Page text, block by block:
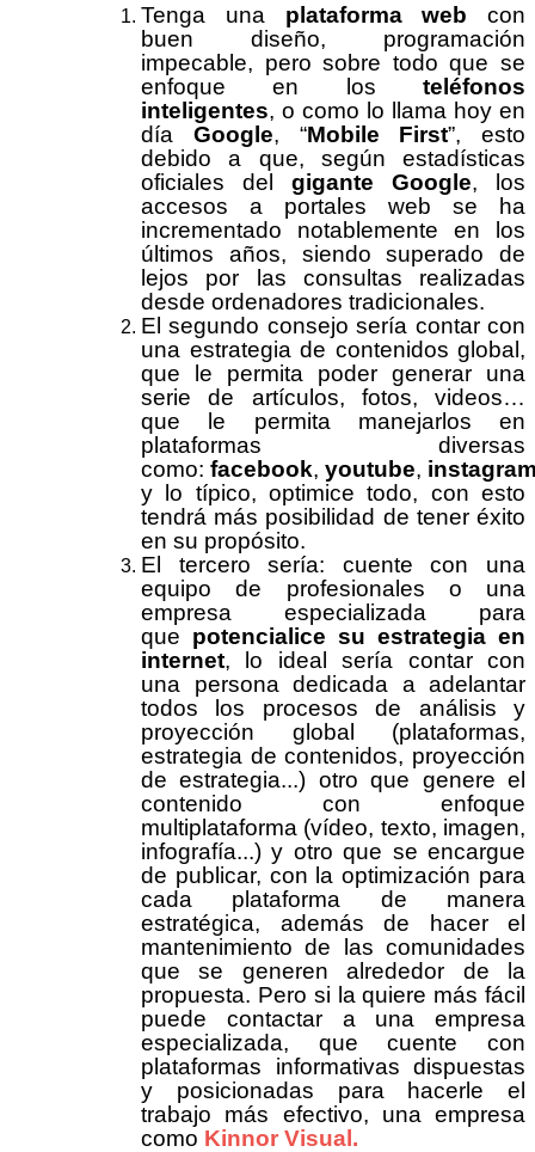
Tenga una plataforma web con
buen diseño, programación
impecable, pero sobre todo que se
enfoque en los teléfonos
inteligentes, o como lo llama hoy en
día Google, “Mobile First”, esto
debido a que, según estadísticas
oficiales del gigante Google, los
accesos a portales web se ha
incrementado notablemente en los
últimos años, siendo superado de
lejos por las consultas realizadas
desde ordenadores tradicionales.
El segundo consejo sería contar con
una estrategia de contenidos global,
que le permita poder generar una
serie de artículos, fotos, videos…
que le permita manejarlos en
plataformas diversas
como: facebook, youtube,
y lo típico, optimice todo, con esto
tendrá más posibilidad de tener éxito
en su propósito.
El tercero sería: cuente con una
equipo de profesionales o una
empresa especializada para
que potencialice su estrategia en
internet, lo ideal sería contar con
una persona dedicada a adelantar
todos los procesos de análisis y
proyección global (plataformas,
estrategia de contenidos, proyección
de estrategia...) otro que genere el
contenido con enfoque
multiplataforma (vídeo, texto, imagen,
infografía...) y otro que se encargue
de publicar, con la optimización para
cada plataforma de manera
estratégica, además de hacer el
mantenimiento de las comunidades
que se generen alrededor de la
propuesta. Pero si la quiere más fácil
puede contactar a una empresa
especializada, que cuente con
plataformas informativas dispuestas
y posicionadas para hacerle el
trabajo más efectivo, una empresa
como Kinnor Visual.